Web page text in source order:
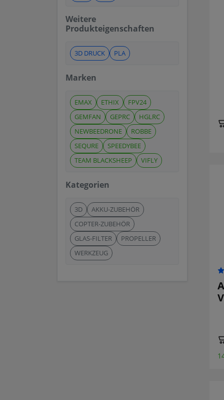
Weitere
Produkteigenschaften
3D DRUCK PLA
Marken
EMAX ETHIX
FPV24
GEMFAN
GEPRC
HGLRC
NEWBEEDRONE
ROBBE
SEQURE
SPEEDYBEE
TEAM BLACKSHEEP
VIFLY
Kategorien
3D
AKKU-ZUBEHÖR
COPTER-ZUBEHÖR
GLAS-FILTER
PROPELLER
WERKZEUG